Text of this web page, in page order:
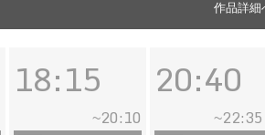
作品詳細
18:15
~20:10
20:40
~22:35